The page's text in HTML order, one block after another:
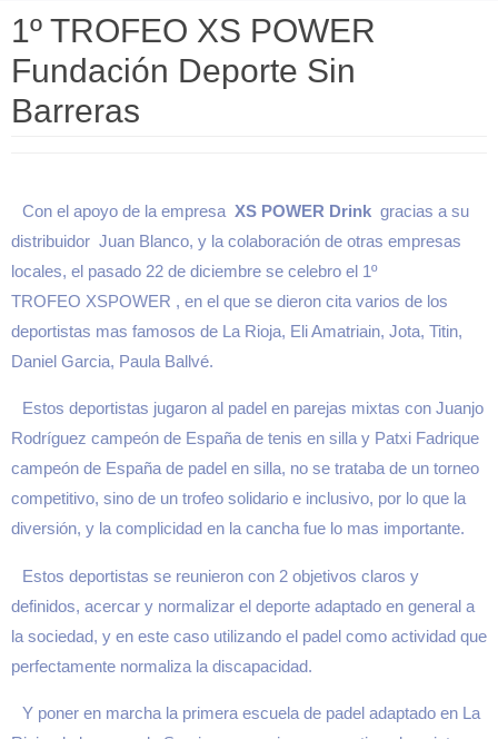
1º TROFEO XS POWER
Fundación Deporte Sin
Barreras
Con el apoyo de la empresa XS POWER Drink gracias a su
distribuidor Juan Blanco, y la colaboración de otras empresas
locales, el pasado 22 de diciembre se celebro el 1º
TROFEO XSPOWER , en el que se dieron cita varios de los
deportistas mas famosos de La Rioja, Eli Amatriain, Jota, Titin,
Daniel Garcia, Paula Ballvé.
Estos deportistas jugaron al padel en parejas mixtas con Juanjo
Rodríguez campeón de España de tenis en silla y Patxi Fadrique
campeón de España de padel en silla, no se trataba de un torneo
competitivo, sino de un trofeo solidario e inclusivo, por lo que la
diversión, y la complicidad en la cancha fue lo mas importante.
Estos deportistas se reunieron con 2 objetivos claros y
definidos, acercar y normalizar el deporte adaptado en general a
la sociedad, y en este caso utilizando el padel como actividad que
perfectamente normaliza la discapacidad.
Y poner en marcha la primera escuela de padel adaptado en La